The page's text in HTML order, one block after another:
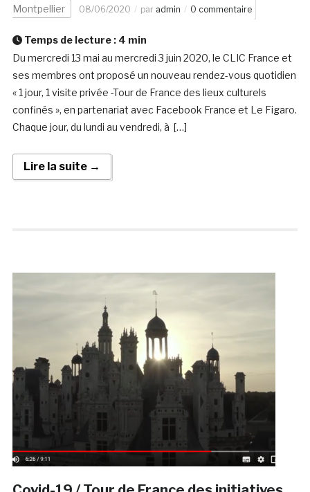
Montpellier 08/06/2020 par admin 0 commentaire
Temps de lecture : 4 min
Du mercredi 13 mai au mercredi 3 juin 2020, le CLIC France et
ses membres ont proposé un nouveau rendez-vous quotidien
« 1 jour, 1 visite privée -Tour de France des lieux culturels
confinés », en partenariat avec Facebook France et Le Figaro.
Chaque jour, du lundi au vendredi, à […]
Lire la suite →